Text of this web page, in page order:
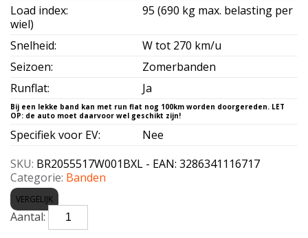
Load index:
95 (690 kg max. belasting per
wiel)
Snelheid:
W tot 270 km/u
Seizoen:
Zomerbanden
Runflat: Ja
Specifiek voor EV:
Nee
SKU: BR2055517W001BXL - EAN: 3286341116717
Categorie: Banden
VERGELIJK
BRIDGESTONE-
T001*